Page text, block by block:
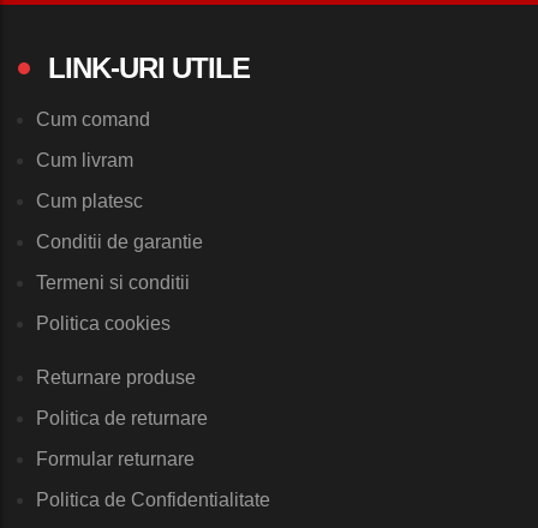
LINK-URI UTILE
Cum comand
Cum livram
Cum platesc
Conditii de garantie
Termeni si conditii
Politica cookies
Returnare produse
Politica de returnare
Formular returnare
Politica de Confidentialitate